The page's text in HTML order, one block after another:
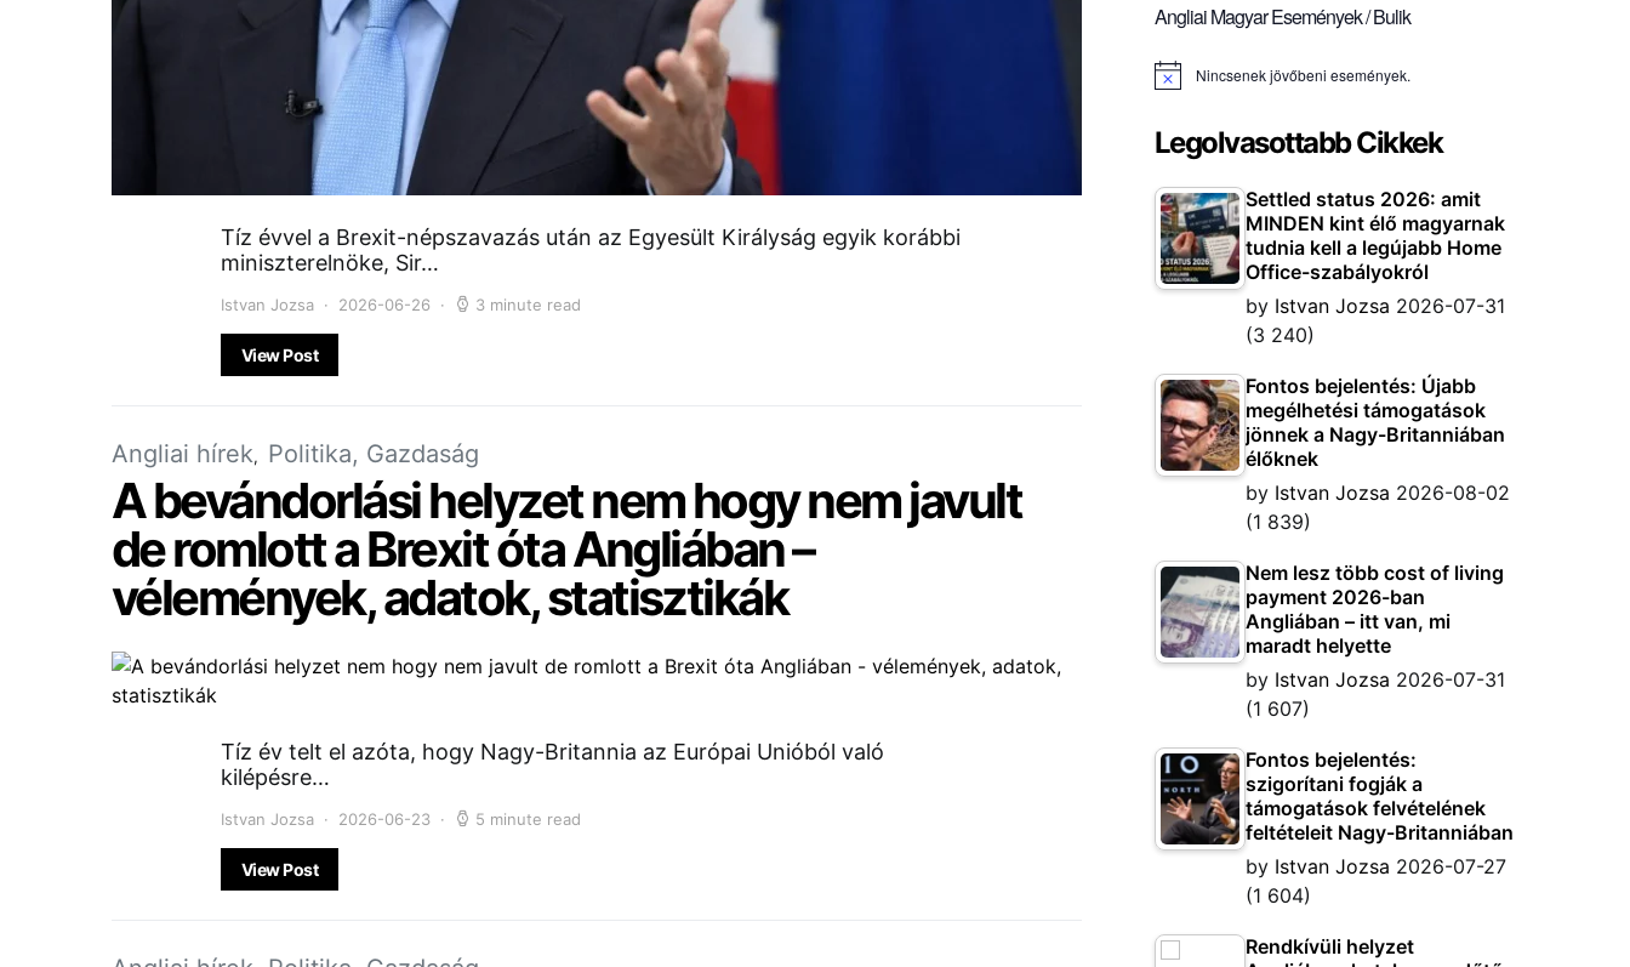
Tíz évvel a Brexit-népszavazás után az Egyesült Királyság egyik korábbi
miniszterelnöke, Sir…
Istvan Jozsa 2026-06-26 3 minute read
View Post
Angliai hírek Politika, Gazdaság
A bevándorlási helyzet nem hogy nem javult
de romlott a Brexit óta Angliában –
vélemények, adatok, statisztikák
Tíz év telt el azóta, hogy Nagy-Britannia az Európai Unióból való
kilépésre…
Istvan Jozsa 2026-06-23 5 minute read
View Post
Angliai Magyar Események / Bulik
Notice Nincsenek jövőbeni események.
Legolvasottabb Cikkek
Settled status 2026: amit
MINDEN kint élő magyarnak
tudnia kell a legújabb Home
Office-szabályokról
by Istvan Jozsa 2026-07-31
(3 240)
Fontos bejelentés: Újabb
megélhetési támogatások
jönnek a Nagy-Britanniában
élőknek
by Istvan Jozsa 2026-08-02
(1 839)
Nem lesz több cost of living
payment 2026-ban
Angliában – itt van, mi
maradt helyette
by Istvan Jozsa 2026-07-31
(1 607)
Fontos bejelentés:
szigorítani fogják a
támogatások felvételének
feltételeit Nagy-Britanniában
by Istvan Jozsa 2026-07-27
(1 604)
Rendkívüli helyzet